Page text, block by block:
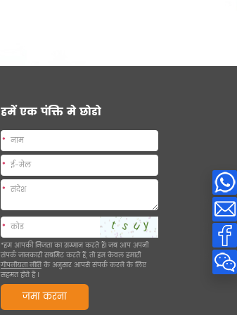
हमें एक पंक्ति मे छोडो
*
*
*
*
*हम आपकी निजता का सम्मान करते हैं। जब आप अपनी
संपर्क जानकारी सबमिट करते हैं, तो हम केवल हमारी
गोपनीयता नीतिके अनुसार आपसे संपर्क करने के लिए
सहमत होते हैं ।
जमा करना